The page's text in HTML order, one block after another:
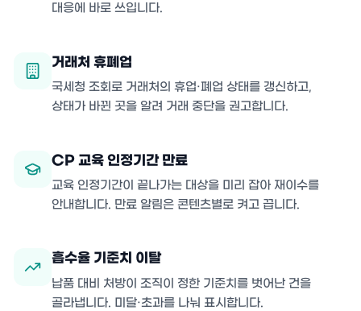
대응에 바로 쓰입니다.
거래처 휴폐업
국세청 조회로 거래처의 휴업·폐업 상태를 갱신하고,
상태가 바뀐 곳을 알려 거래 중단을 권고합니다.
CP 교육 인정기간 만료
교육 인정기간이 끝나가는 대상을 미리 잡아 재이수를
안내합니다. 만료 알림은 콘텐츠별로 켜고 끕니다.
흡수율 기준치 이탈
납품 대비 처방이 조직이 정한 기준치를 벗어난 건을
골라냅니다. 미달·초과를 나눠 표시합니다.